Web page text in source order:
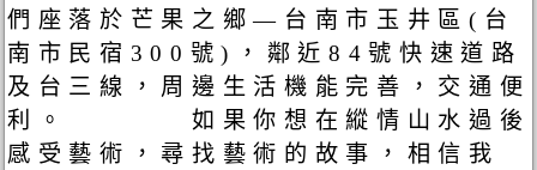
們座落於芒果之鄉—台南市玉井區(台
南市民宿300號)，鄰近84號快速道路
及台三線，周邊生活機能完善，交通便
利。 如果你想在縱情山水過後
感受藝術，尋找藝術的故事，相信我